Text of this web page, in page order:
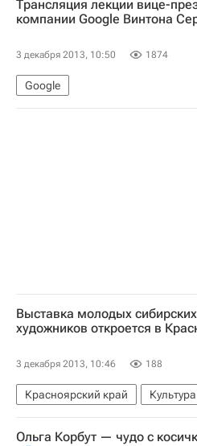
Россия
Трансляция лекции вице-
компании Google Винтона
3 декабря 2013, 10:50 1874
Google
Выставка молодых сибирских
художников откроется в
3 декабря 2013, 10:46 188
Красноярский край Культура
Весь мир
Европа
Ольга Корбут — чудо с